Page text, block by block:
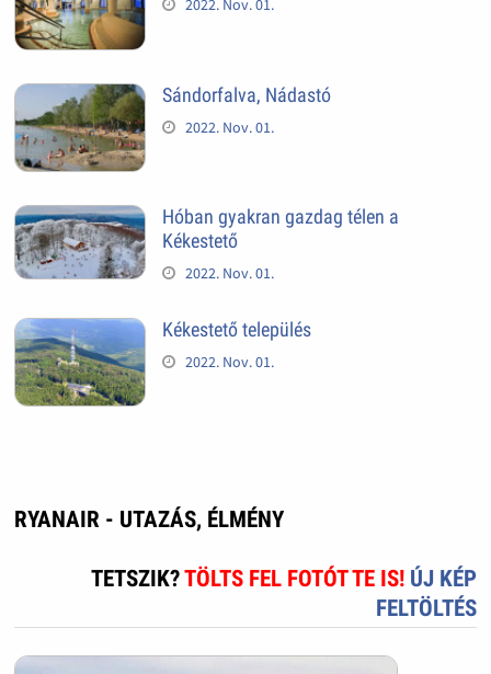
2022. Nov. 01.
Sándorfalva, Nádastó
2022. Nov. 01.
Hóban gyakran gazdag télen a
Kékestető
2022. Nov. 01.
Kékestető település
2022. Nov. 01.
RYANAIR - UTAZÁS, ÉLMÉNY
TETSZIK?TÖLTS FEL FOTÓT TE IS! ÚJ KÉP
FELTÖLTÉS